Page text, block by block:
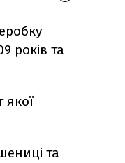
років та
якої
та